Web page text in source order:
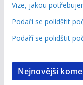
Vize, jakou
Podaří se polidštit
Podaří se polidštit
Nejnovější